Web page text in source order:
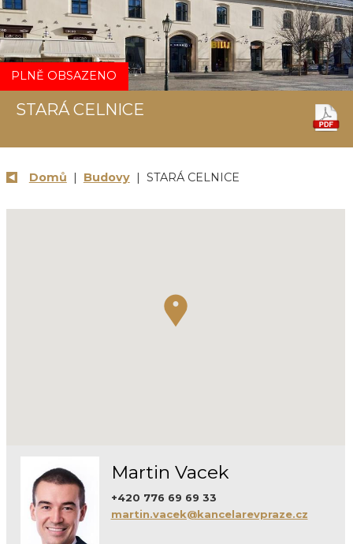
STARÁ CELNICE
PLNĚ OBSAZENO
Domů | Budovy| STARÁ CELNICE
Martin Vacek
+420 776 69 69 33
martin.vacek@kancelarevpraze.cz